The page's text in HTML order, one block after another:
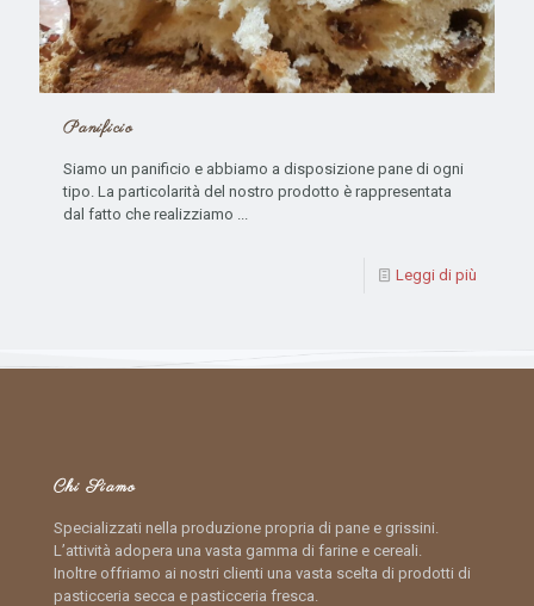
Panificio
Siamo un panificio e abbiamo a disposizione pane di ogni
tipo. La particolarità del nostro prodotto è rappresentata
dal fatto che realizziamo ...
Leggi di più
Chi Siamo
Specializzati nella produzione propria di pane e grissini.
L’attività adopera una vasta gamma di farine e cereali.
Inoltre offriamo ai nostri clienti una vasta scelta di prodotti di
pasticceria secca e pasticceria fresca.